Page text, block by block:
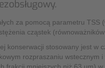
za pomocą parametru
cząstek
konserwacji stosowany jest w
rozpraszaniu wstecznym